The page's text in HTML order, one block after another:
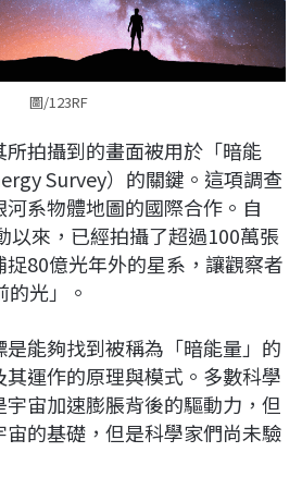
圖/123RF
拍攝到的畫面被用於「暗能
Survey）的關鍵。這項調查
系物體地圖的國際合作。自
以來，已經拍攝了超過100萬張
80億光年外的星系，讓觀察者
光」。
能夠找到被稱為「暗能量」的
運作的原理與模式。多數科學
宙加速膨脹背後的驅動力，但
的基礎，但是科學家們尚未驗